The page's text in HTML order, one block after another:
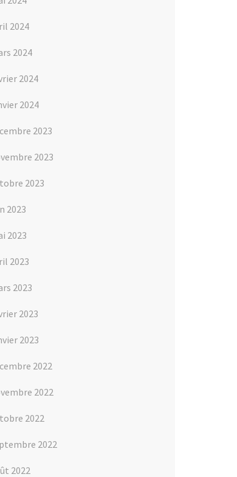
2024
2024
2024
2024
2023
2023
2023
2023
2023
2023
2023
2023
2023
2022
2022
2022
2022
2022